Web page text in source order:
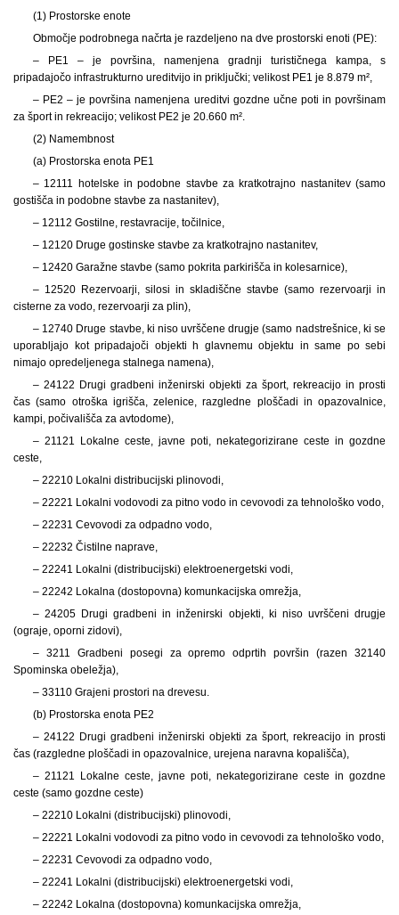
(1) Prostorske enote
Območje podrobnega načrta je razdeljeno na dve prostorski enoti (PE):
– PE1 – je površina, namenjena gradnji turističnega kampa, s
pripadajočo infrastrukturno ureditvijo in priključki; velikost PE1 je 8.879 m²,
– PE2 – je površina namenjena ureditvi gozdne učne poti in površinam
za šport in rekreacijo; velikost PE2 je 20.660 m².
(2) Namembnost
(a) Prostorska enota PE1
– 12111 hotelske in podobne stavbe za kratkotrajno nastanitev (samo
gostišča in podobne stavbe za nastanitev),
– 12112 Gostilne, restavracije, točilnice,
– 12120 Druge gostinske stavbe za kratkotrajno nastanitev,
– 12420 Garažne stavbe (samo pokrita parkirišča in kolesarnice),
– 12520 Rezervoarji, silosi in skladiščne stavbe (samo rezervoarji in
cisterne za vodo, rezervoarji za plin),
– 12740 Druge stavbe, ki niso uvrščene drugje (samo nadstrešnice, ki se
uporabljajo kot pripadajoči objekti h glavnemu objektu in same po sebi
nimajo opredeljenega stalnega namena),
– 24122 Drugi gradbeni inženirski objekti za šport, rekreacijo in prosti
čas (samo otroška igrišča, zelenice, razgledne ploščadi in opazovalnice,
kampi, počivališča za avtodome),
– 21121 Lokalne ceste, javne poti, nekategorizirane ceste in gozdne
ceste,
– 22210 Lokalni distribucijski plinovodi,
– 22221 Lokalni vodovodi za pitno vodo in cevovodi za tehnološko vodo,
– 22231 Cevovodi za odpadno vodo,
– 22232 Čistilne naprave,
– 22241 Lokalni (distribucijski) elektroenergetski vodi,
– 22242 Lokalna (dostopovna) komunkacijska omrežja,
– 24205 Drugi gradbeni in inženirski objekti, ki niso uvrščeni drugje
(ograje, oporni zidovi),
– 3211 Gradbeni posegi za opremo odprtih površin (razen 32140
Spominska obeležja),
– 33110 Grajeni prostori na drevesu.
(b) Prostorska enota PE2
– 24122 Drugi gradbeni inženirski objekti za šport, rekreacijo in prosti
čas (razgledne ploščadi in opazovalnice, urejena naravna kopališča),
– 21121 Lokalne ceste, javne poti, nekategorizirane ceste in gozdne
ceste (samo gozdne ceste)
– 22210 Lokalni (distribucijski) plinovodi,
– 22221 Lokalni vodovodi za pitno vodo in cevovodi za tehnološko vodo,
– 22231 Cevovodi za odpadno vodo,
– 22241 Lokalni (distribucijski) elektroenergetski vodi,
– 22242 Lokalna (dostopovna) komunkacijska omrežja,